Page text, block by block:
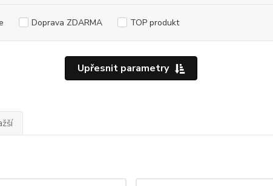
Upřesnit parametry
Doprava ZDARMA TOP produkt